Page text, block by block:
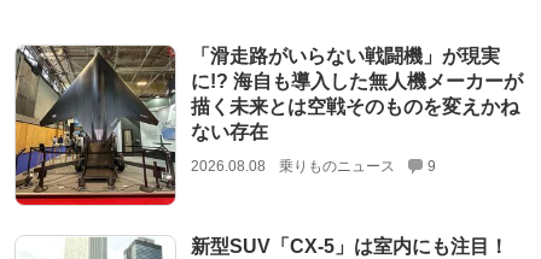
「滑走路がいらない戦闘機」が現実
に!? 海自も導入した無人機メーカーが
描く未来とは空戦そのものを変えかね
ない存在
2026.08.08 乗りものニュース 9
新型SUV「CX-5」は室内にも注目！